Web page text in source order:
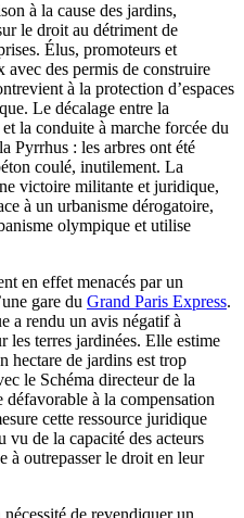
à la cause des jardins,
le droit au détriment de
Élus, promoteurs et
avec des permis de construire
à la protection d’espaces
Le décalage entre la
la conduite à marche forcée du
Pyrrhus : les arbres ont été
coulé, inutilement. La
victoire militante et juridique,
à un urbanisme dérogatoire,
olympique et utilise
en effet menacés par un
gare du Grand Paris Express.
a rendu un avis négatif à
les terres jardinées. Elle estime
hectare de jardins est trop
le Schéma directeur de la
à la compensation
cette ressource juridique
vu de la capacité des acteurs
à outrepasser le droit en leur